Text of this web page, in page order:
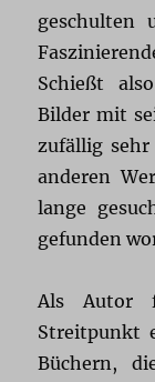
geschulten
Schießt
Bilder mit
zufällig
anderen
lange
gefunden
Als Autor
Streitpunkt
Büchern,